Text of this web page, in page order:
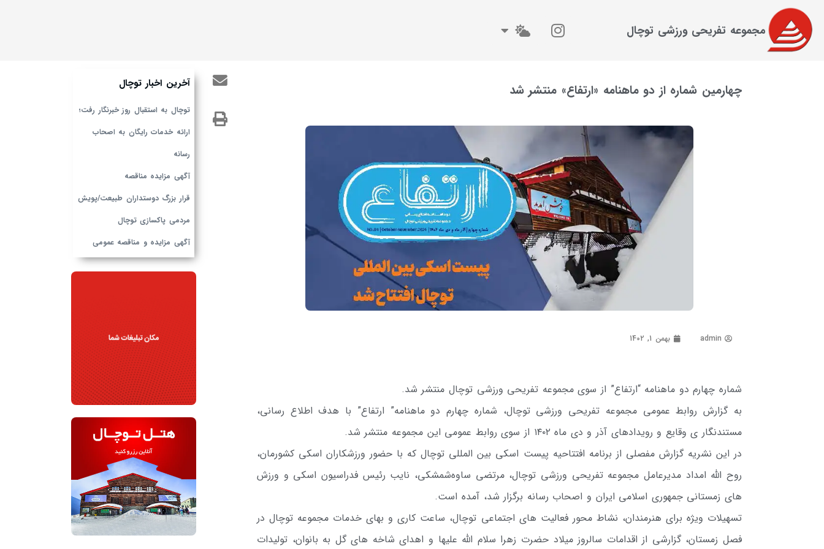
مجموعه تفریحی ورزشی توچال
چهارمین شماره از دو ماهنامه «ارتفاع» منتشر شد
admin بهمن 1, 1402
شماره چهارم دو ماهنامه “ارتفاع” از سوی مجموعه تفریحی ورزشی توچال منتشر شد.
به گزارش روابط عمومی مجموعه تفریحی ورزشی توچال، شماره چهارم دو ماهنامه” ارتفاع” با هدف اطلاع رسانی،
مستندنگار ی وقایع و رویدادهای آذر و دی ماه ۱۴۰۲ از سوی روابط عمومی این مجموعه منتشر شد.
در این نشریه گزارش مفصلی از برنامه افتتاحیه پیست اسکی بین المللی توچال که با حضور ورزشکاران اسکی کشورمان،
روح الله امداد مدیرعامل مجموعه تفریحی ورزشی توچال، مرتضی ساوه‌شمشکی، نایب رئیس فدراسیون اسکی و ورزش
های زمستانی جمهوری اسلامی ایران و اصحاب رسانه برگزار شد، آمده است.
تسهیلات ویژه برای هنرمندان، نشاط محور فعالیت های اجتماعی توچال، ساعت کاری و بهای خدمات مجموعه توچال در
فصل زمستان، گزارشی از اقدامات سالروز میلاد حضرت زهرا سلام الله علیها و اهدای شاخه های گل به بانوان، تولیدات
آخرین اخبار توچال
توچال به استقبال روز خبرنگار رفت؛
ارائه خدمات رایگان به اصحاب
رسانه
آگهی مزایده مناقصه
قرار بزرگ دوستداران طبیعت/پویش
مردمی پاکسازی توچال
آگهی مزایده و مناقصه عمومی